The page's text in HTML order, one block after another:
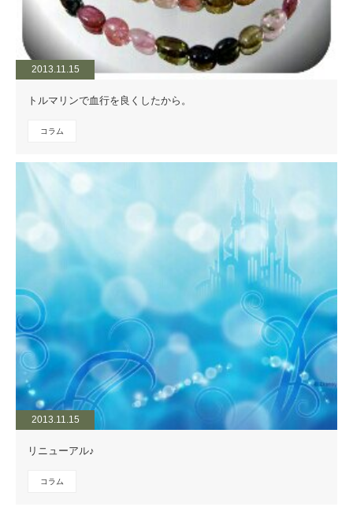
2013.11.15
トルマリンで血行を良くしたから。
コラム
2013.11.15
リニューアル♪
コラム